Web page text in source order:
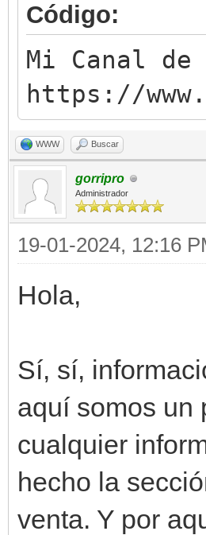
Código:
Mi Canal
https://
WWW Buscar
gorripro
Administrador
19-01-2024, 12:16
Hola,
Sí, sí,
aquí somos un
cualquier
hecho la
venta. Y por